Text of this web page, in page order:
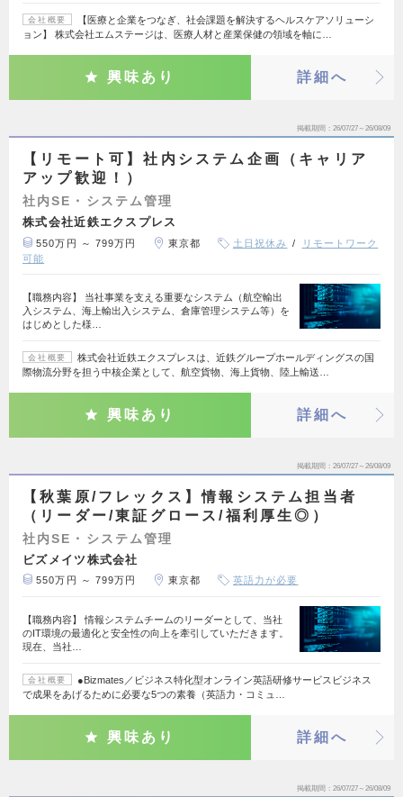
会社概要
【医療と企業をつなぎ、社会課題を解決するヘルスケアソリューシ
ョン】 株式会社エムステージは、医療人材と産業保健の領域を軸に…
興味あり 詳細へ
掲載期間 26/07/27～26/08/09
【リモート可】社内システム企画（キャリア
アップ歓迎！）
社内SE・システム管理
株式会社近鉄エクスプレス
550万円 ～ 799万円 東京都 土日祝休み
リモートワーク
可能
【職務内容】 当社事業を支える重要なシステム（航空輸出
入システム、海上輸出入システム、倉庫管理システム等）を
はじめとした様…
会社概要
株式会社近鉄エクスプレスは、近鉄グループホールディングスの国
際物流分野を担う中核企業として、航空貨物、海上貨物、陸上輸送…
興味あり 詳細へ
掲載期間 26/07/27～26/08/09
【秋葉原/フレックス】情報システム担当者
（リーダー/東証グロース/福利厚生◎）
社内SE・システム管理
ビズメイツ株式会社
550万円 ～ 799万円 東京都 英語力が必要
【職務内容】 情報システムチームのリーダーとして、当社
のIT環境の最適化と安全性の向上を牽引していただきます。
現在、当社…
会社概要
●Bizmates／ビジネス特化型オンライン英語研修サービスビジネス
で成果をあげるために必要な5つの素養（英語力・コミュ…
興味あり 詳細へ
掲載期間 26/07/27～26/08/09